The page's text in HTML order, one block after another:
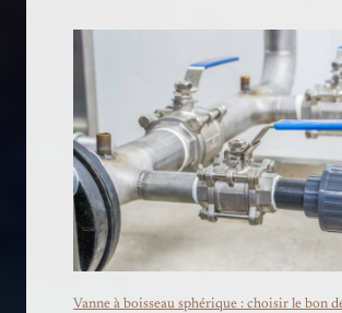
Vanne à boisseau sphérique : choisir le bon